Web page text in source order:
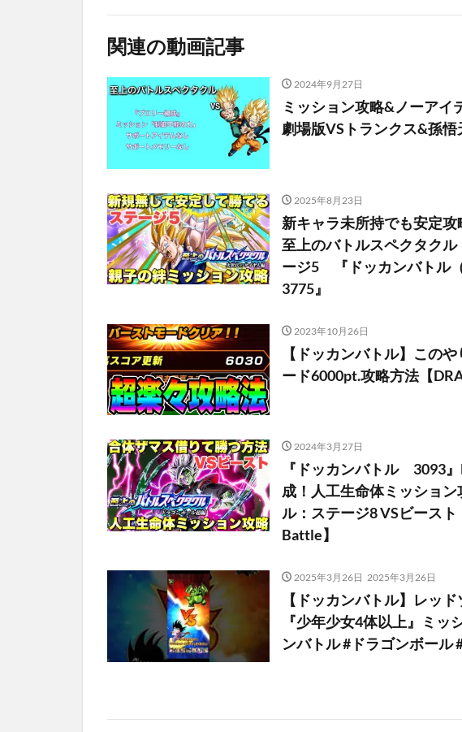
関連の動画記事
2024年9月27日
ミッション攻略&ノーアイ
劇場版VSトランクス&孫悟
2025年8月23日
新キャラ未所持でも安定
至上のバトルスペクタク
ージ5 『ドッカンバトル（
3775』
2023年10月26日
【ドッカンバトル】この
ード6000pt.攻略方法【
2024年3月27日
『ドッカンバトル 3093
成！人工生命体ミッショ
ル：ステージ8 VSビース
Battle】
2025年3月26日 2025年3月26日
【ドッカンバトル】レッ
『少年少女4体以上』ミ
ンバトル #ドラゴンボール